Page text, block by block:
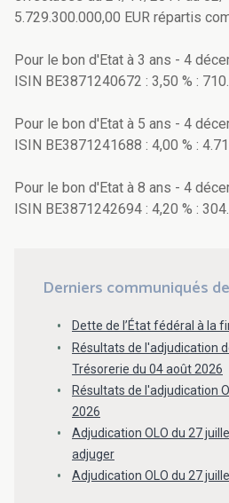
5.729.300.000,00 EUR répartis
Pour le bon d'Etat à 3 ans - 4
ISIN BE3871240672 : 3,50 % :
Pour le bon d'Etat à 5 ans - 4
ISIN BE3871241688 : 4,00 % :
Pour le bon d'Etat à 8 ans - 4
ISIN BE3871242694 : 4,20 % :
Derniers communiqués
Dette de l’État fédéral à la
Résultats de l'adjudication
Trésorerie du 04 août 2026
Résultats de l'adjudication
2026
Adjudication OLO du 27
adjuger
Adjudication OLO du 27